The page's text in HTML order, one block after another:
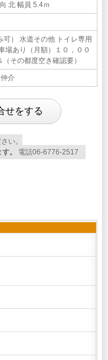
北 幅員 5.4ｍ
可） 水道その他 トイレ専用
場あり（月額）１０，００
その都度空き確認要）
介
い。
。
電話06-6776-2517